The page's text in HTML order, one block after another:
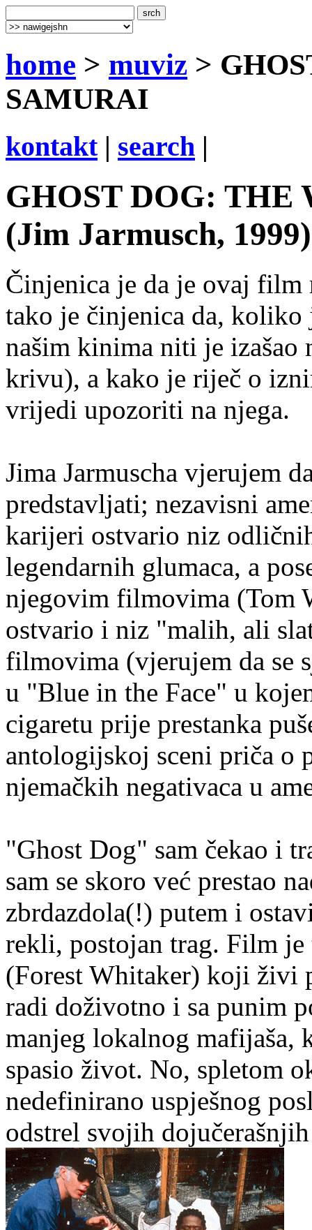
home > muviz >
SAMURAI
kontakt| search |
GHOST DOG: THE
(Jim Jarmusch, 1999)
Činjenica je da je ovaj film
tako je činjenica da,
našim kinima niti je izašao
krivu), a kako je riječ o
vrijedi upozoriti na njega.
Jima Jarmuscha vjerujem
predstavljati; nezavisni
karijeri ostvario niz
legendarnih glumaca, a
njegovim filmovima (Tom
ostvario i niz "malih, ali
filmovima (vjerujem da se
u "Blue in the Face" u
cigaretu prije prestanka
antologijskoj sceni priča
njemačkih negativaca u
"Ghost Dog" sam čekao i
sam se skoro već prestao
zbrdazdola(!) putem i
rekli, postojan trag. Film
(Forest Whitaker) koji živi
radi doživotno i sa punim
manjeg lokalnog
spasio život. No, spletom
nedefinirano uspješnog
odstrel svojih